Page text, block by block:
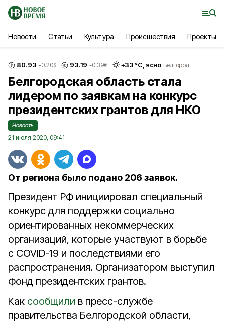
Новости Статьи Культура Происшествия Проекты
80.93 -0.20$ 93.19 -0.39€ +33 °С, ясно Белгород
Белгородская область стала
лидером по заявкам на конкурс
президентских грантов для НКО
Новость
21 июля 2020, 09:41
От региона было подано 206 заявок.
Президент РФ инициировал специальный
конкурс для поддержки социально
ориентированных некоммерческих
организаций, которые участвуют в борьбе
с COVID-19 и последствиями его
распространения. Организатором выступил
Фонд президентских грантов.
Как сообщили в пресс-службе
правительства Белгородской области,